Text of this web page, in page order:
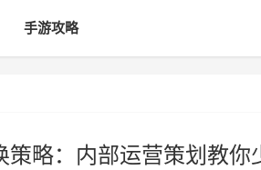
手游攻略
策略：内部运营策划教